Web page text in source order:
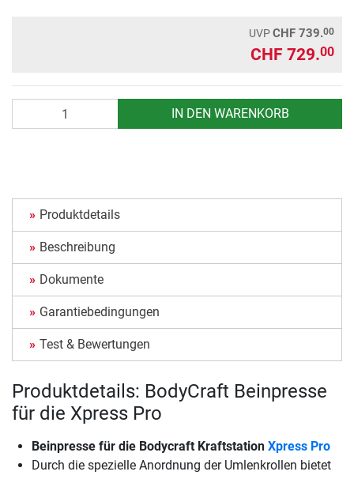
UVPCHF 739.00
CHF 729.00
IN DEN WARENKORB
Produktdetails
Beschreibung
Dokumente
Garantiebedingungen
Test & Bewertungen
Produktdetails: BodyCraft Beinpresse
für die Xpress Pro
Beinpresse für die Bodycraft Kraftstation Xpress Pro
Durch die spezielle Anordnung der Umlenkrollen bietet